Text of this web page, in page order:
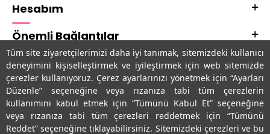
Tüm site ziyaretçilerimizi daha iyi tanımak, sitemizdeki kullanıcı
deneyimini kişiselleştirmek ve iyileştirmek için web sitemizde
çerezler kullanıyoruz. Çerez ayarlarınızı yönetmek için “Ayarları
Düzenle” seçeneğine veya rızanıza tabi tüm çerezlerin
kullanımını kabul etmek için “Tümünü Kabul Et” seçeneğine
veya rızanıza tabi tüm çerezleri reddetmek için “Tümünü
Reddet” seçeneğine tıklayabilirsiniz. Sitemizdeki çerezleri ve bu
Hesabım
Önemli Bağlantılar
Adres & İletişim
Uygulamalarımız